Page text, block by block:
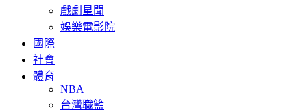
戲劇星聞
娛樂電影院
國際
社會
體育
NBA
台灣職籃